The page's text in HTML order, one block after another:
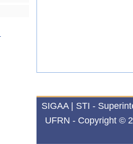
SIGAA | STI -
UFRN - Copyright ©